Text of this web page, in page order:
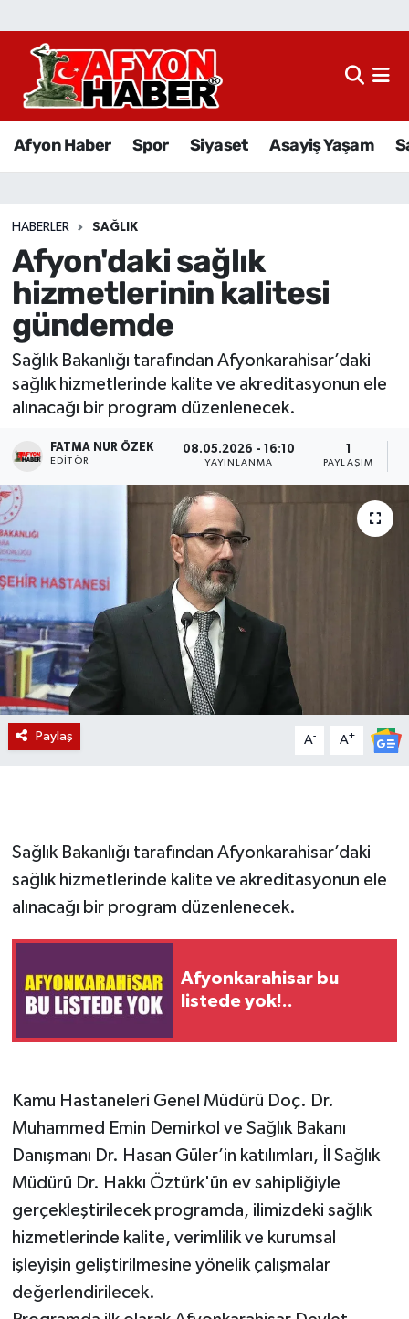
Afyon Haber Spor Siyaset Asayiş Yaşam
HABERLER SAĞLIK
Afyon'daki sağlık
hizmetlerinin kalitesi
gündemde
Sağlık Bakanlığı tarafından Afyonkarahisar’daki
sağlık hizmetlerinde kalite ve akreditasyonun ele
alınacağı bir program düzenlenecek.
FATMA NUR ÖZEK
EDITÖR
08.05.2026 - 16:10
YAYINLANMA PAYLAŞIM
Paylaş A- A+
Sağlık Bakanlığı tarafından Afyonkarahisar’daki
sağlık hizmetlerinde kalite ve akreditasyonun ele
alınacağı bir program düzenlenecek.
Afyonkarahisar bu
listede yok!..
Kamu Hastaneleri Genel Müdürü Doç. Dr.
Muhammed Emin Demirkol ve Sağlık Bakanı
Danışmanı Dr. Hasan Güler’in katılımları, İl Sağlık
Müdürü Dr. Hakkı Öztürk'ün ev sahipliğiyle
gerçekleştirilecek programda, ilimizdeki sağlık
hizmetlerinde kalite, verimlilik ve kurumsal
işleyişin geliştirilmesine yönelik çalışmalar
değerlendirilecek.
Afyon Haber
Sağlık
Eğitim
Ekonomi
Magazin
Etkinlikler